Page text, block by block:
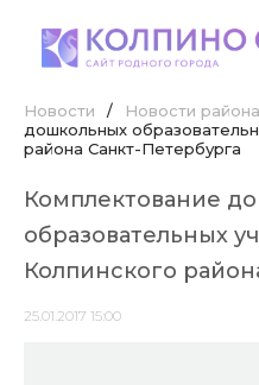
Новости / Новости района
дошкольных
района Санкт-Петербурга
Комплектование
образовательных
Колпинского
25.01.2017 15:00